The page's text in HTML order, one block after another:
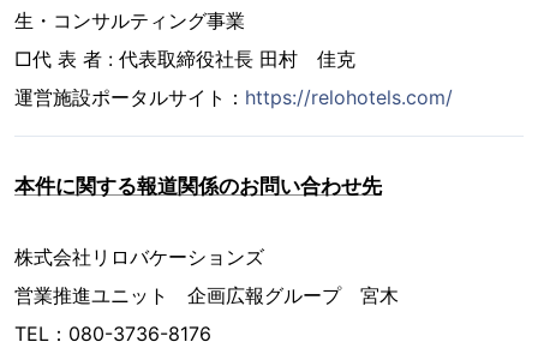
生・コンサルティング事業
□代 表 者 : 代表取締役社長 田村 佳克
運営施設ポータルサイト： https://relohotels.com/
本件に関する報道関係のお問い合わせ先
株式会社リロバケーションズ
営業推進ユニット 企画広報グループ 宮木
TEL：080-3736-8176